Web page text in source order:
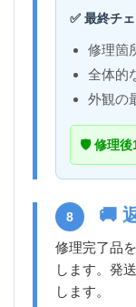
✅ 最終チ
修理箇
全体的
外観の
🛡️ 修理後
8 🚚
修理完了品
します。発
します。